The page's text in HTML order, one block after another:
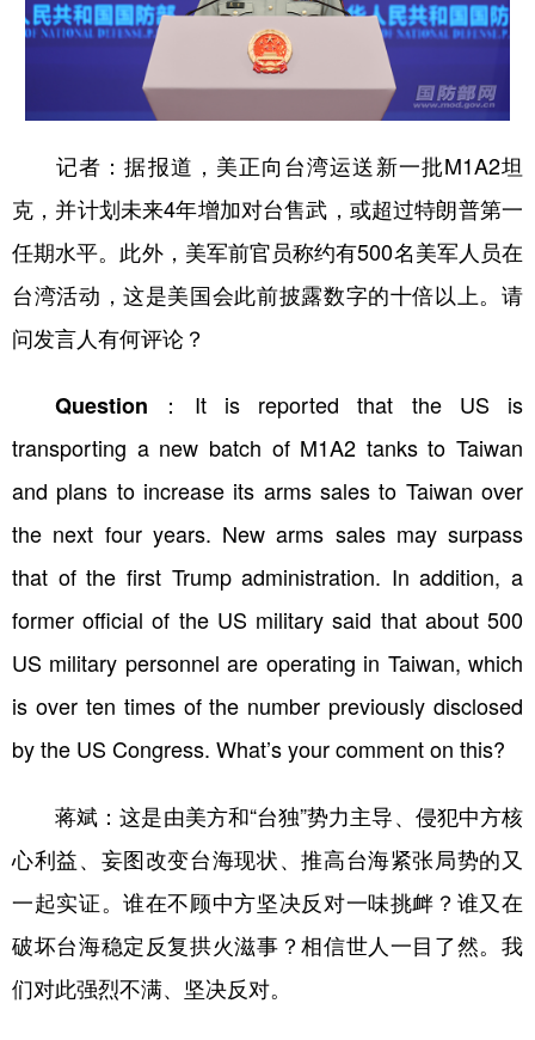
广东 广西 海南 重庆
宁夏
新疆 内蒙古 黑龙江
多语种频道
English Español Français عربى
Русский язык
Deutsch Português
记者：据报道，美正向台湾运送新一批M1A2坦
克，并计划未来4年增加对台售武，或超过特朗普第一
任期水平。此外，美军前官员称约有500名美军人员在
台湾活动，这是美国会此前披露数字的十倍以上。请
问发言人有何评论？
Question： It is reported that the US is
transporting a new batch of M1A2 tanks to Taiwan
and plans to increase its arms sales to Taiwan over
the next four years. New arms sales may surpass
that of the first Trump administration. In addition, a
former official of the US military said that about 500
US military personnel are operating in Taiwan, which
is over ten times of the number previously disclosed
by the US Congress. What’s your comment on this?
蒋斌：这是由美方和“台独”势力主导、侵犯中方核
心利益、妄图改变台海现状、推高台海紧张局势的又
一起实证。谁在不顾中方坚决反对一味挑衅？谁又在
破坏台海稳定反复拱火滋事？相信世人一目了然。我
们对此强烈不满、坚决反对。